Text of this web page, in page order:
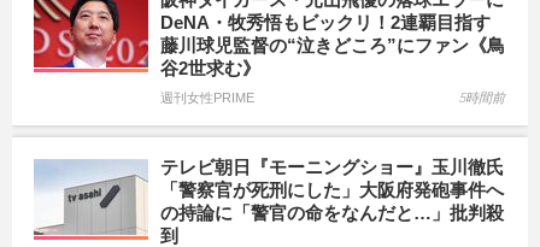
DeNA・牧秀悟もビックリ！2連覇目指す
藤川球児監督の“泣きどころ”にファン《鳥
谷2世求む》
週刊女性PRIME 5時間前
テレビ朝日『モーニングショー』玉川徹氏
「警察官が死刑にした」大阪府発砲事件へ
の持論に「警官の命をなんだと…」批判殺
到